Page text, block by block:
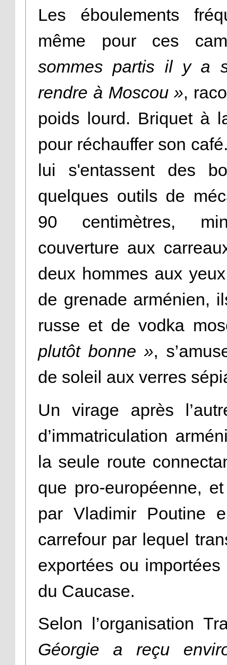
Les éboulements
même pour ces
sommes partis il y a
rendre à Moscou »,
poids lourd. Briquet à
pour réchauffer son
lui s'entassent des
quelques outils de
90 centimètres,
couverture aux
deux hommes aux
de grenade arménien,
russe et de vodka
plutôt bonne »,
de soleil aux verres
Un virage après
d’immatriculation
la seule route
que pro-européenne,
par Vladimir Poutine
carrefour par lequel
exportées ou
du Caucase.
Selon l’organisation
Géorgie a reçu